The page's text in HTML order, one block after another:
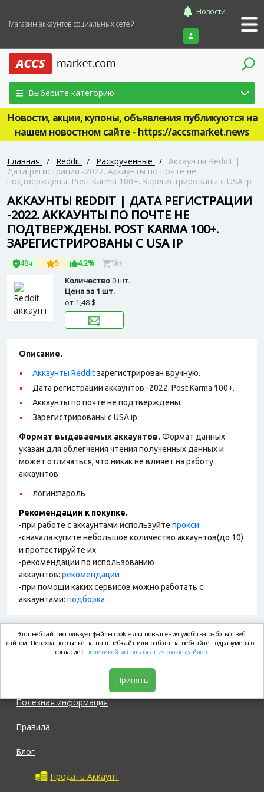
Магазин аккаунтов социальных сетей
Новости
Войти
Выберите категорию
Новости, акции, купоны, объявления публикуются на
нашем новостном сайте - https://accsmarket.news
Главная / Reddit / Раскрученные / Аккаунты Reddit |
Дата регистрации -2022. Аккаунты по почте не
подтверждены. Post Karma 100+. Зарегистрированы с USA ip
АККАУНТЫ REDDIT | ДАТА РЕГИСТРАЦИИ
-2022. АККАУНТЫ ПО ПОЧТЕ НЕ
ПОДТВЕРЖДЕНЫ. POST KARMA 100+.
ЗАРЕГИСТРИРОВАНЫ С USA IP
48ч 5 4.2% 1k+
Количество0 шт.
Цена за 1 шт.
от 1,48 $
Описание.
Аккаунты Redditзарегистрирован вручную.
Дата регистрации аккаунтов -2022. Post Karma 100+.
Аккаунты по почте не подтверждены.
Зарегистрированы с USA ip
Формат выдаваемых аккаунтов. Формат данных
указан для облегчения чтения полученных данных и
может отличаться, что никак не влияет на работу
аккаунтов
логин:пароль
Рекомендации к покупке.
-при работе с аккаунтами используйте прокси
-сначала купите небольшое количество аккаунтов(до 10)
и протестируйте их
-рекомендации по использованию
аккаунтов: рекомендации
-при помощи каких сервисов можно работать с
аккаунтами: подборка
market.com
Полезная информация
Правила
Блог
Продать Аккаунт
Этот веб-сайт использует файлы cookie для повышения удобства работы с веб-
сайтом. Переход по ссылке на наш веб-сайт или работа на веб-сайте подразумевают
согласие с политикой использования cookie файлов.
Принять